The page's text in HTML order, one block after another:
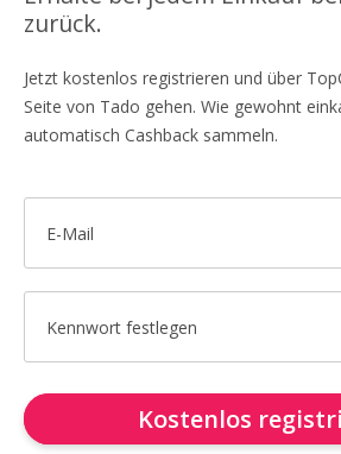
zurück.
Jetzt kostenlos registrieren und über
Seite von Tado gehen. Wie gewohnt
automatisch Cashback sammeln.
E-Mail
Kennwort festlegen
Kostenlos